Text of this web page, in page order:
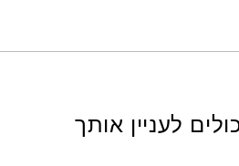
לעניין אותך